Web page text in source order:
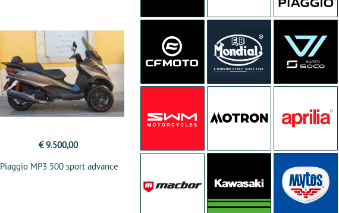
€ 9.500,00
Piaggio MP3 500 sport advance